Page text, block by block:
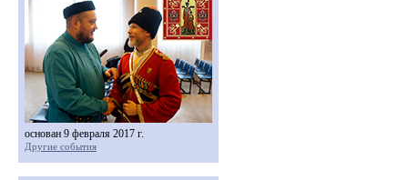
основан 9 февраля 2017 г.
Другие события